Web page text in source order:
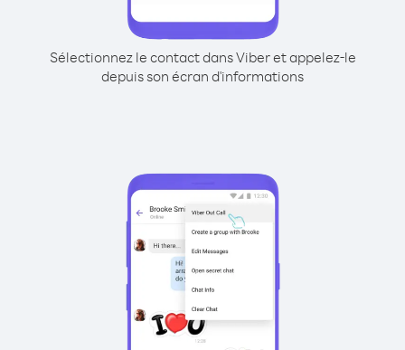
Sélectionnez le contact dans Viber et appelez-le
depuis son écran d'informations